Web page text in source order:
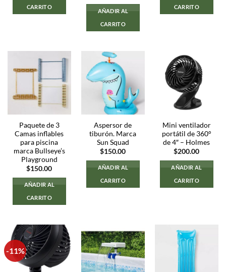
CARRITO
AÑADIR AL
CARRITO
CARRITO
Paquete de 3
Camas inflables
para piscina
marca Bullseye’s
Playground
$150.00
AÑADIR AL
CARRITO
Aspersor de
tiburón. Marca
Sun Squad
$150.00
AÑADIR AL
CARRITO
Mini ventilador
portátil de 360°
de 4″ – Holmes
$200.00
AÑADIR AL
CARRITO
-11%